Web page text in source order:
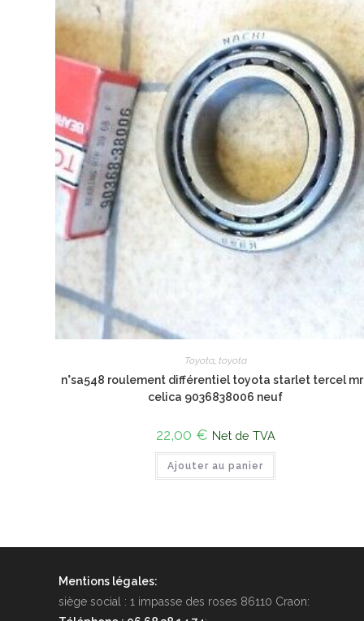
Toyota, toyota
n°sa548 roulement différentiel toyota starlet tercel
celica 9036838006 neuf
22,00 € Net de TVA
Ajouter au panier
Mentions légales:
siège social : 1 impasse des roses 86110 Craon: